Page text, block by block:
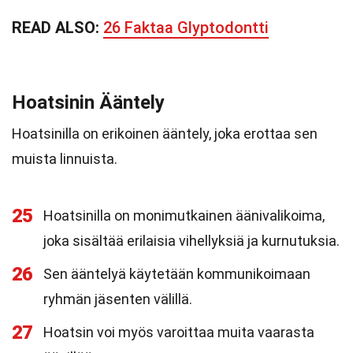
READ ALSO: 26 Faktaa Glyptodontti
Hoatsinin Ääntely
Hoatsinilla on erikoinen ääntely, joka erottaa sen
muista linnuista.
25
Hoatsinilla on monimutkainen äänivalikoima,
joka sisältää erilaisia vihellyksiä ja kurnutuksia.
26
Sen ääntelyä käytetään kommunikoimaan
ryhmän jäsenten välillä.
27
Hoatsin voi myös varoittaa muita vaarasta